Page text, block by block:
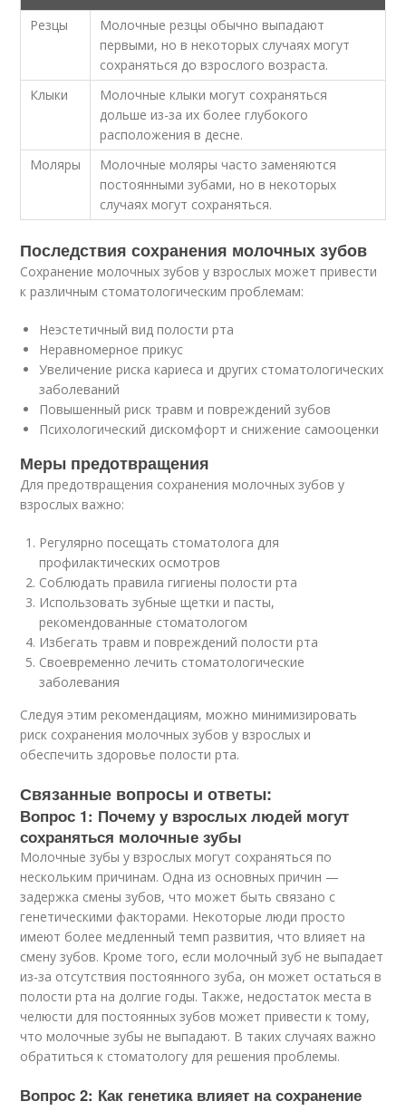
Резцы
Молочные резцы обычно выпадают
первыми, но в некоторых случаях могут
сохраняться до взрослого возраста.
Клыки
Молочные клыки могут сохраняться
дольше из-за их более глубокого
расположения в десне.
Моляры
Молочные моляры часто заменяются
постоянными зубами, но в некоторых
случаях могут сохраняться.
Последствия сохранения молочных зубов
Сохранение молочных зубов у взрослых может привести
к различным стоматологическим проблемам:
Неэстетичный вид полости рта
Неравномерное прикус
Увеличение риска кариеса и других стоматологических
заболеваний
Повышенный риск травм и повреждений зубов
Психологический дискомфорт и снижение самооценки
Меры предотвращения
Для предотвращения сохранения молочных зубов у
взрослых важно:
Регулярно посещать стоматолога для
профилактических осмотров
Соблюдать правила гигиены полости рта
Использовать зубные щетки и пасты,
рекомендованные стоматологом
Избегать травм и повреждений полости рта
Своевременно лечить стоматологические
заболевания
Следуя этим рекомендациям, можно минимизировать
риск сохранения молочных зубов у взрослых и
обеспечить здоровье полости рта.
Связанные вопросы и ответы:
Вопрос 1: Почему у взрослых людей могут
сохраняться молочные зубы
Молочные зубы у взрослых могут сохраняться по
нескольким причинам. Одна из основных причин —
задержка смены зубов, что может быть связано с
генетическими факторами. Некоторые люди просто
имеют более медленный темп развития, что влияет на
смену зубов. Кроме того, если молочный зуб не выпадает
из-за отсутствия постоянного зуба, он может остаться в
полости рта на долгие годы. Также, недостаток места в
челюсти для постоянных зубов может привести к тому,
что молочные зубы не выпадают. В таких случаях важно
обратиться к стоматологу для решения проблемы.
Вопрос 2: Как генетика влияет на сохранение